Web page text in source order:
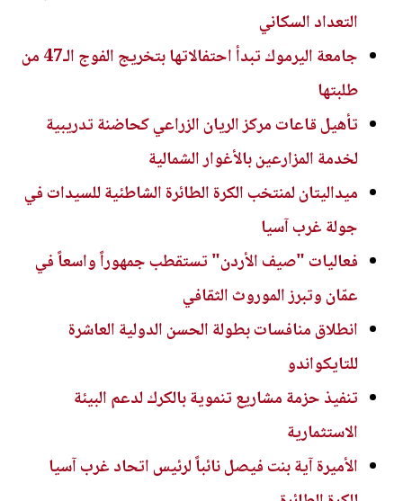
التعداد السكاني
جامعة اليرموك تبدأ احتفالاتها بتخريج الفوج الـ47 من
طلبتها
تأهيل قاعات مركز الريان الزراعي كحاضنة تدريبية
لخدمة المزارعين بالأغوار الشمالية
ميداليتان لمنتخب الكرة الطائرة الشاطئية للسيدات في
جولة غرب آسيا
فعاليات "صيف الأردن" تستقطب جمهوراً واسعاً في
عمّان وتبرز الموروث الثقافي
انطلاق منافسات بطولة الحسن الدولية العاشرة
للتايكواندو
تنفيذ حزمة مشاريع تنموية بالكرك لدعم البيئة
الاستثمارية
الأميرة آية بنت فيصل نائباً لرئيس اتحاد غرب آسيا